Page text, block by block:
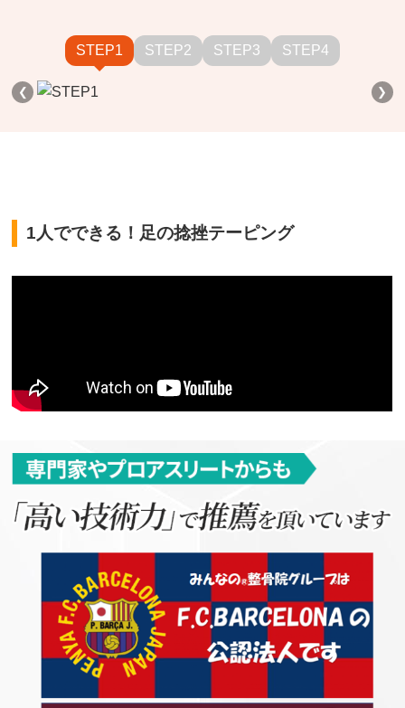
STEP1 STEP2 STEP3 STEP4
❮ ❯
1人でできる！足の捻挫テーピング